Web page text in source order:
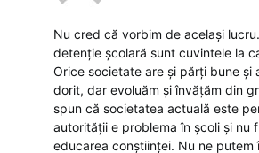
Nu cred că vorbim de același
detenție școlară sunt cuvintele la
Orice societate are și părți bune și
dorit, dar evoluăm și învățăm din
spun că societatea actuală este
autorității e problema în școli și nu
educarea conștiinței. Nu ne putem